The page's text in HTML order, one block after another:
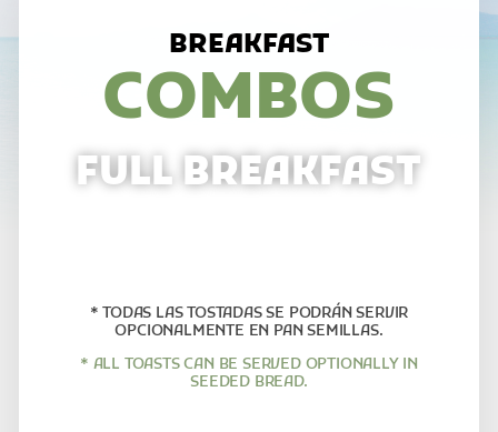
BREAKFAST
COMBOS
FULL BREAKFAST
* TODAS LAS TOSTADAS SE PODRÁN SERVIR
OPCIONALMENTE EN PAN SEMILLAS.
* ALL TOASTS CAN BE SERVED OPTIONALLY IN
SEEDED BREAD.